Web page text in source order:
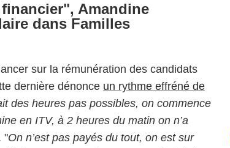
Amandine
dans Familles
sur la rémunération des candidats
dernière dénonce un rythme effréné de
des heures pas possibles, on commence
en ITV, à 2 heures du matin on n’a
"On n’est pas payés du tout, on est sur